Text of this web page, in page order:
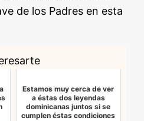
de los Padres en esta
Estamos muy cerca de ver
a éstas dos leyendas
dominicanas juntos si se
cumplen éstas condiciones